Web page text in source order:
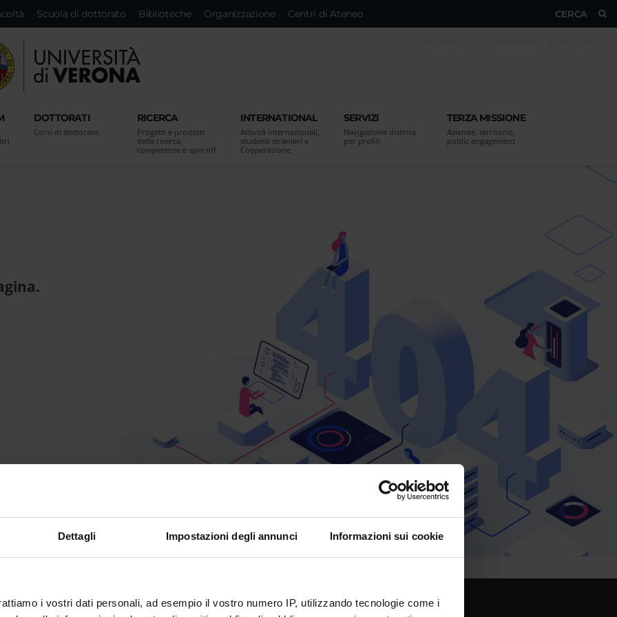
Dettagli Impostazioni degli annunci Informazioni sui cookie
i vostri dati personali, ad esempio il vostro numero IP, utilizzando tecnologie come i
CERCA
Scuola di dottorato Biblioteche Organizzazione Centri di Ateneo
DOTTORATI
Corsi di dottorato
RICERCA
Progetti e prodotti
della ricerca,
competenze e spin off
INTERNATIONAL
Attività internazionali,
studenti stranieri e
Cooperazione
SERVIZI
Navigazione distinta
per profili
TERZA MISSIONE
Aziende, territorio,
public engagement